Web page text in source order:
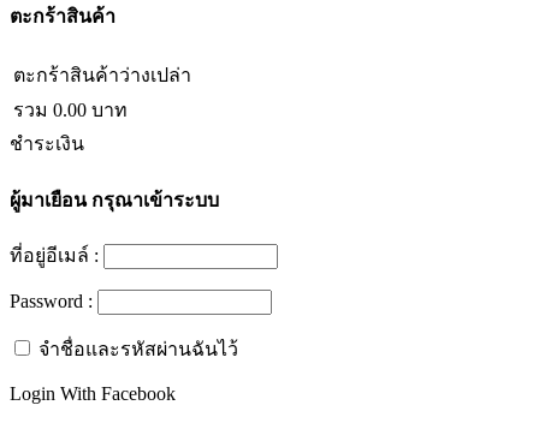
ตะกร้าสินค้า
ตะกร้าสินค้าว่างเปล่า
รวม 0.00 บาท
ชำระเงิน
ผู้มาเยือนกรุณาเข้าระบบ
ที่อยู่อีเมล์ :
Password :
จำชื่อและรหัสผ่านฉันไว้
Login With Facebook